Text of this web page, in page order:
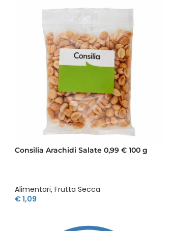
Consilia Arachidi Salate 0,99 € 100 g
Alimentari, Frutta Secca
€1,09